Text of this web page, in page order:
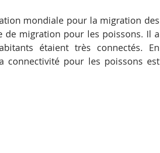
mondiale pour la migration des
de migration pour les poissons. Il a
étaient très connectés. En
connectivité pour les poissons est